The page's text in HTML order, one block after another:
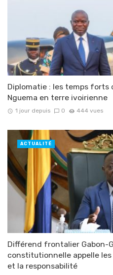
Diplomatie : les temps forts
Nguema en terre ivoirienne
1 jour depuis 0 444 vues
Différend frontalier Gabon-
constitutionnelle appelle
et la responsabilité
ACTUALITÉ